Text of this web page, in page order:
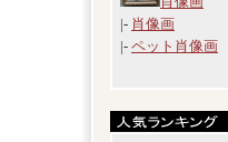
|- 肖像画
|- ペット肖像画